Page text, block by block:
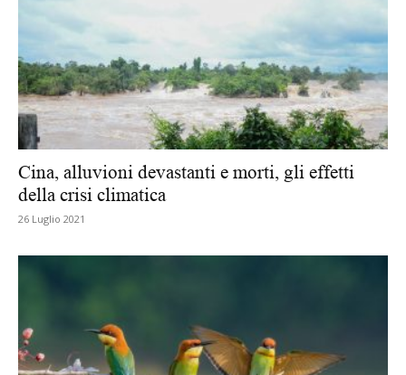
Cina, alluvioni devastanti e morti, gli effetti
della crisi climatica
26 Luglio 2021